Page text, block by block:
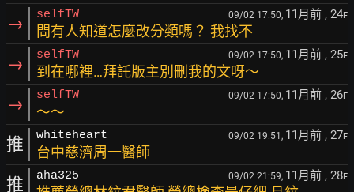
→ selfTW 09/02 17:50, 11月前 , 24F
問有人知道怎麼改分類嗎？ 我找不
→ selfTW 09/02 17:50, 11月前 , 25F
到在哪裡…拜託版主別刪我的文呀～
→ selfTW 09/02 17:50, 11月前 , 26F
～～
推 whiteheart 09/02 19:51, 11月前 , 27F
台中慈濟周一醫師
推 aha325 09/02 21:59, 11月前 , 28F